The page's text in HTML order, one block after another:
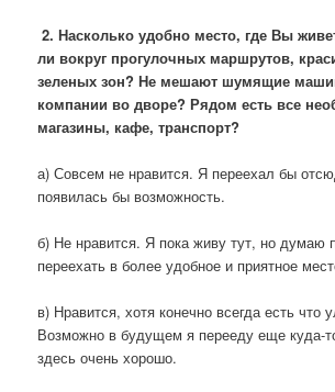
2. Насколько удобно место, где Вы
ли вокруг прогулочных маршрутов,
зеленых зон? Не мешают шумящие
компании во дворе? Рядом есть все
магазины, кафе, транспорт?
а) Совсем не нравится. Я переехал бы
появилась бы возможность.
б) Не нравится. Я пока живу тут, но думаю
переехать в более удобное и приятное
в) Нравится, хотя конечно всегда есть что
Возможно в будущем я перееду еще куда-
здесь очень хорошо.